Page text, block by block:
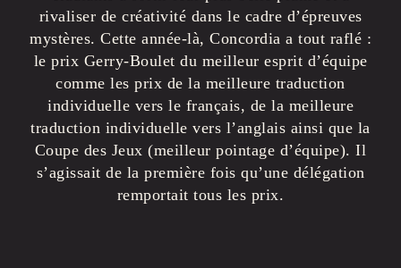
rivaliser de créativité dans le cadre d’épreuves
mystères. Cette année-là, Concordia a tout raflé :
le prix Gerry-Boulet du meilleur esprit d’équipe
comme les prix de la meilleure traduction
individuelle vers le français, de la meilleure
traduction individuelle vers l’anglais ainsi que la
Coupe des Jeux (meilleur pointage d’équipe). Il
s’agissait de la première fois qu’une délégation
remportait tous les prix.